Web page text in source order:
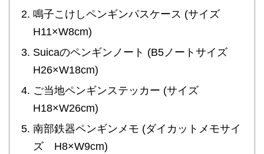
鳴子こけしペンギンパスケース (サイズ
H11×W8cm)
Suicaのペンギンノート (B5ノートサイズ
H26×W18cm)
ご当地ペンギンステッカー (サイズ
H18×W26cm)
南部鉄器ペンギンメモ (ダイカットメモサイ
ズ H8×W9cm)